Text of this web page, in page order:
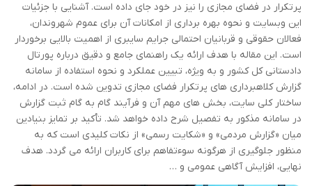
پرتکرار در فضای مجازی را نیز در خود جای داده است. آشنایی با جزئیات
این وبسایت و نحوه بهره برداری از امکانات آن برای عموم شهروندان،
فعالان حقوقی و قربانیان احتمالی جرایم سایبری از اهمیت بالایی برخوردار
است. این مقاله با هدف ارائه یک راهنمای جامع و دقیق درباره پورتال
دادستانی کل کشور و به ویژه، تبیین عملکرد و نحوه استفاده از سامانه
گزارش کلاهبرداری های پرتکرار فضای مجازی تدوین شده است. در ادامه،
ساختار کلی سایت، بخش های مهم آن و فرآیند گام به گام ثبت گزارش
در سامانه مذکور به تفصیل شرح داده خواهد شد. تأکید بر تمایز بنیادین
میان «گزارش مردمی» و «شکایت رسمی» از نکات کلیدی است که به
منظور جلوگیری از هرگونه سوءتفاهم برای کاربران ارائه می گردد. هدف
نهایی، افزایش آگاهی عمومی و …